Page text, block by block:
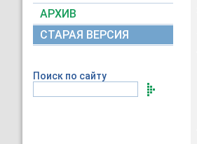
АРХИВ
СТАРАЯ ВЕРСИЯ
Поиск по сайту